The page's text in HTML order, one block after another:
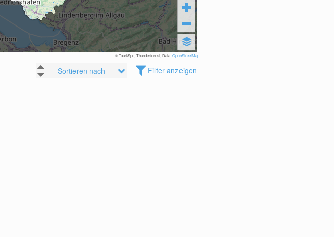
© TouriSpo, Thunderforest, Data:OpenStreetMap
Sortieren nach Filter anzeigen